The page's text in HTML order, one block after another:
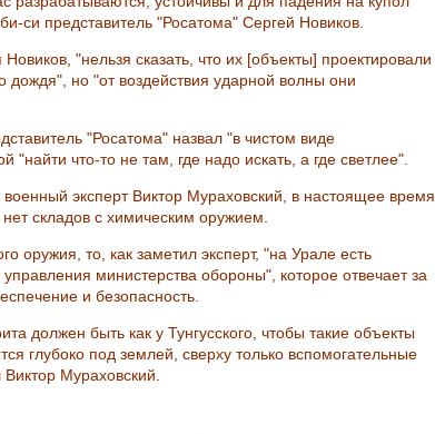
си представитель "Росатома" Сергей Новиков.
"нельзя сказать, что их [объекты] проектировали
дождя", но "от воздействия ударной волны они
"Росатома" назвал "в чистом виде
"найти что-то не там, где надо искать, а где светлее".
военный эксперт Виктор Мураховский, в настоящее время
складов с химическим оружием.
оружия, то, как заметил эксперт, "на Урале есть
управления министерства обороны", которое отвечает за
и безопасность.
должен быть как у Тунгусского, чтобы такие объекты
глубоко под землей, сверху только вспомогательные
Мураховский.